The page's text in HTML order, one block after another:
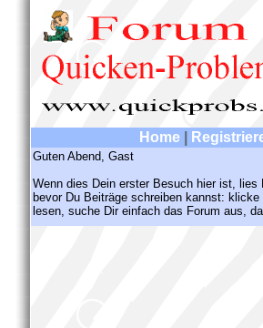
Home
Guten Abend, Gast
Wenn dies Dein erster Besuch hier ist, lies
bevor Du Beiträge schreiben kannst:
lesen, suche Dir einfach das Forum aus,